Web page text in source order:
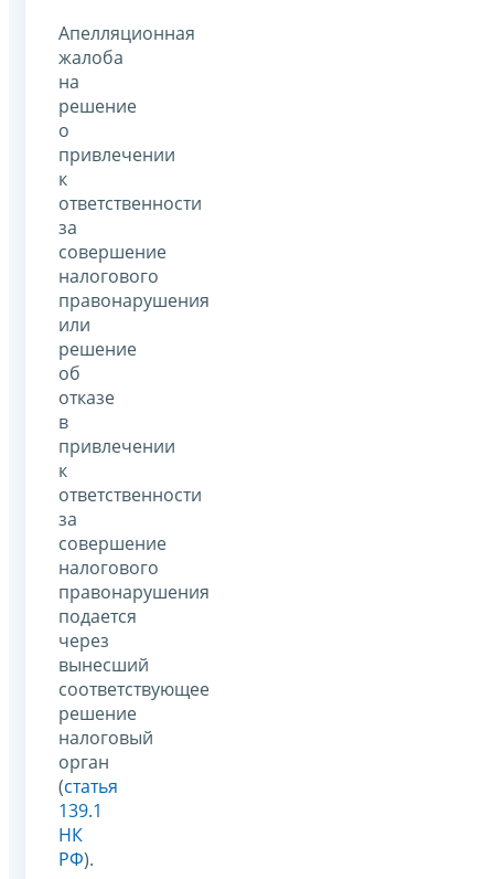
Апелляционная
жалоба
на
решение
о
привлечении
к
ответственности
за
совершение
налогового
правонарушения
или
решение
об
отказе
в
привлечении
к
ответственности
за
совершение
налогового
правонарушения
подается
через
вынесший
соответствующее
решение
налоговый
орган
(статья
139.1
НК
РФ).